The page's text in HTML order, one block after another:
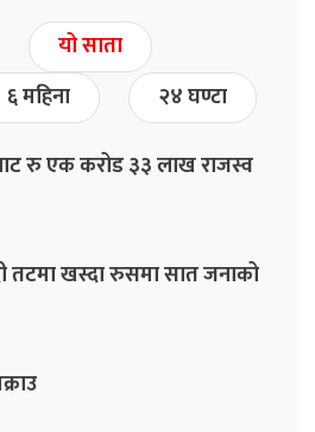
यो साता
६ महिना २४ घण्टा
रु एक करोड ३३ लाख राजस्व
तटमा खस्दा रुसमा सात जनाको